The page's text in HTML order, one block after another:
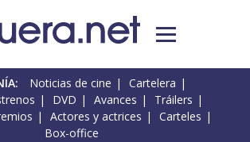
Noticias de cine
Cartelera
DVD Avances
Tráilers
Actores y actrices
Carteles
Box-office